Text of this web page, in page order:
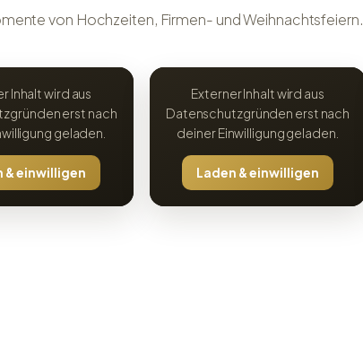
von Hochzeiten, Firmen- und Weihnachtsfeiern.
Inhalt wird aus
erst nach
geladen.
& einwilligen
Externer Inhalt wird aus
Datenschutzgründen erst nach
deiner Einwilligung geladen.
Laden & einwilligen